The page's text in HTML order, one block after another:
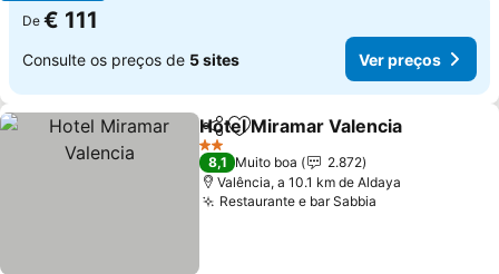
De € 111
Consulte os preços de 5 sites Ver preços
PartilharAdicionar aos favoritos
Hotel Miramar Valencia
2 Estrelas
8,1 Muito boa
2.872
Valência, a 10.1 km de Aldaya
Restaurante e bar Sabbia